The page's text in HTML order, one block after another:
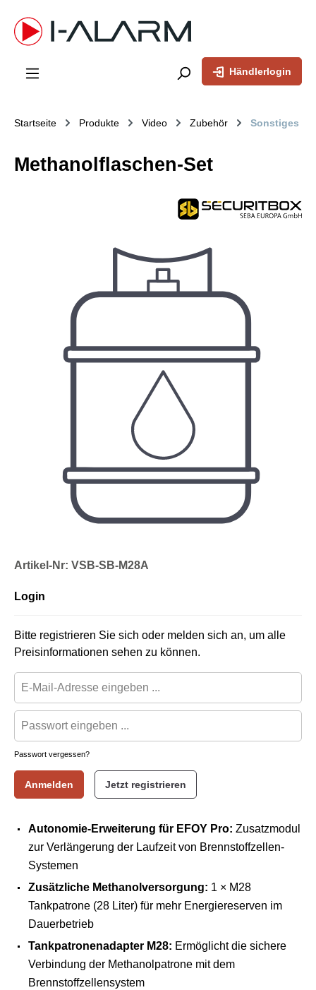
springen
Händlerlogin
Startseite Produkte Video Zubehör Sonstiges
Methanolflaschen-Set
Artikel-Nr: VSB-SB-M28A
Login
Bitte registrieren Sie sich oder melden sich an, um alle
Preisinformationen sehen zu können.
Passwort vergessen?
Anmelden Jetzt registrieren
Autonomie-Erweiterung für EFOY Pro: Zusatzmodul
zur Verlängerung der Laufzeit von Brennstoffzellen-
Systemen
Zusätzliche Methanolversorgung: 1 × M28
Tankpatrone (28 Liter) für mehr Energiereserven im
Dauerbetrieb
Tankpatronenadapter M28: Ermöglicht die sichere
Verbindung der Methanolpatrone mit dem
Brennstoffzellensystem